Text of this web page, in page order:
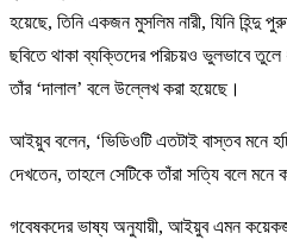
হয়েছে, তিনি একজন মুসলিম নারী, যিনি হিন্দু
ছবিতে থাকা ব্যক্তিদের পরিচয়ও ভুলভাবে
তাঁর ‘দালাল’ বলে উল্লেখ করা হয়েছে।
আইয়ুব বলেন, ‘ভিডিওটি এতটাই বাস্তব মনে
দেখতেন, তাহলে সেটিকে তাঁরা সত্যি বলে মনে
গবেষকদের ভাষ্য অনুযায়ী, আইয়ুব এমন